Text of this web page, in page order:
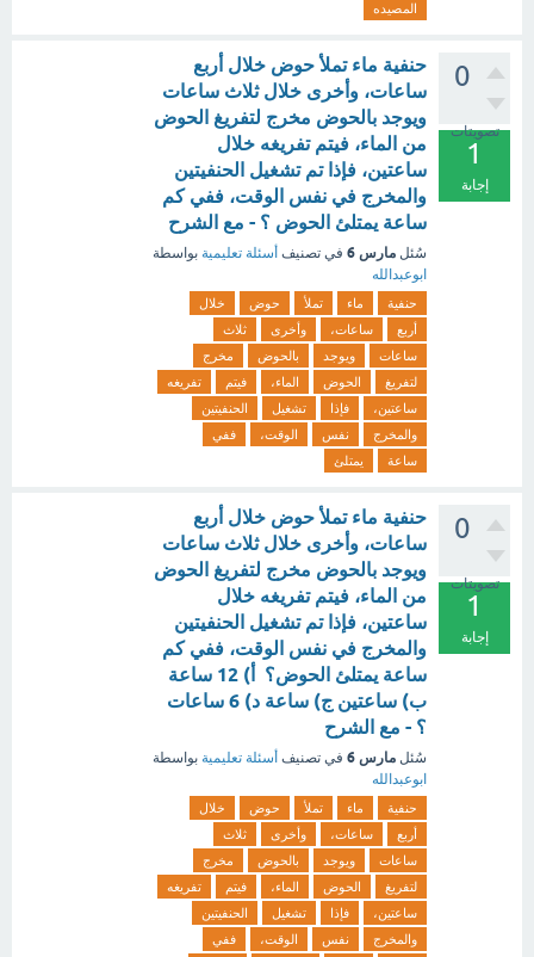
المصيده
0
تصويتات
1
إجابة
حنفية ماء تملأ حوض خلال أربع
ساعات، وأخرى خلال ثلاث ساعات
ويوجد بالحوض مخرج لتفريغ الحوض
من الماء، فيتم تفريغه خلال
ساعتين، فإذا تم تشغيل الحنفيتين
والمخرج في نفس الوقت، ففي كم
ساعة يمتلئ الحوض ؟ - مع الشرح
سُئل مارس 6 في تصنيف أسئلة تعليمية بواسطة
ابوعبدالله
حنفية ماء تملأ حوض
خلال
أربع
ساعات، وأخرى
ثلاث
ساعات
ويوجد بالحوض
مخرج
لتفريغ
الحوض الماء، فيتم
تفريغه
ساعتين،
فإذا تشغيل
الحنفيتين
والمخرج
نفس الوقت،
ففي
ساعة
يمتلئ
0
تصويتات
1
إجابة
حنفية ماء تملأ حوض خلال أربع
ساعات، وأخرى خلال ثلاث ساعات
ويوجد بالحوض مخرج لتفريغ الحوض
من الماء، فيتم تفريغه خلال
ساعتين، فإذا تم تشغيل الحنفيتين
والمخرج في نفس الوقت، ففي كم
ساعة يمتلئ الحوض؟ أ) 12 ساعة
ب) ساعتين ج) ساعة د) 6 ساعات
؟ - مع الشرح
سُئل مارس 6 في تصنيف أسئلة تعليمية بواسطة
ابوعبدالله
حنفية ماء تملأ حوض
خلال
أربع
ساعات، وأخرى
ثلاث
ساعات
ويوجد بالحوض
مخرج
لتفريغ
الحوض الماء، فيتم
تفريغه
ساعتين،
فإذا تشغيل
الحنفيتين
والمخرج
نفس الوقت،
ففي